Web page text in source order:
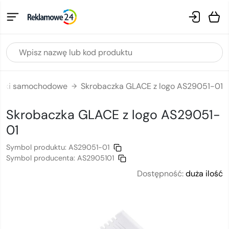
samochodowe → Skrobaczka GLACE z logo AS29051-01
Skrobaczka GLACE z logo AS29051-
01
Symbol produktu: AS29051-01
Symbol producenta: AS2905101
Dostępność:duża ilość